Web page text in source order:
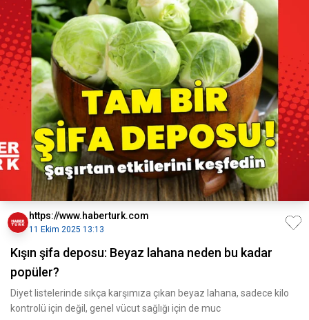
https://www.haberturk.com
11 Ekim 2025 13:13
Kışın şifa deposu: Beyaz lahana neden bu kadar
popüler?
Diyet listelerinde sıkça karşımıza çıkan beyaz lahana, sadece kilo
kontrolü için değil, genel vücut sağlığı için de muc